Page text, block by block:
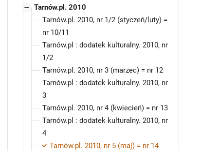
Tarnów.pl. 2010
Tarnów.pl. 2010, nr 1/2 (styczeń/luty) =
nr 10/11
Tarnów.pl : dodatek kulturalny. 2010, nr
1/2
Tarnów.pl. 2010, nr 3 (marzec) = nr 12
Tarnów.pl : dodatek kulturalny. 2010, nr
3
Tarnów.pl. 2010, nr 4 (kwiecień) = nr 13
Tarnów.pl : dodatek kulturalny. 2010, nr
4
Tarnów.pl. 2010, nr 5 (maj) = nr 14